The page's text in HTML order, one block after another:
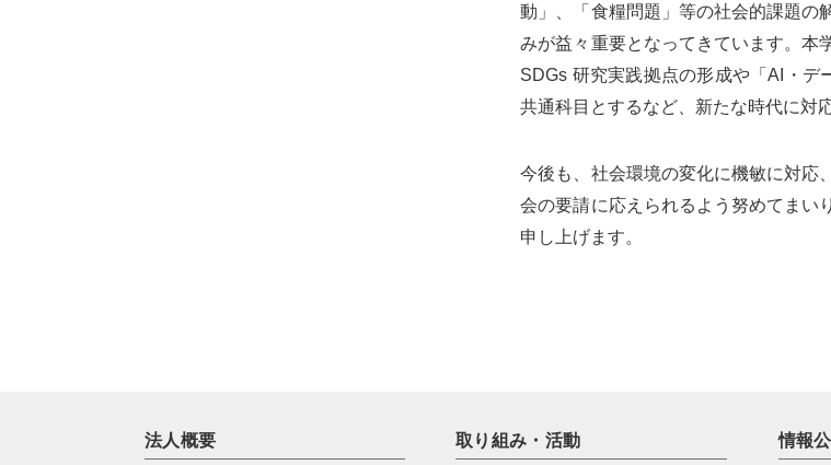
動」、「食糧問題」等の社会的課題の
みが益々重要となってきています。本
SDGs 研究実践拠点の形成や「AI・デ
共通科目とするなど、新たな時代に対
今後も、社会環境の変化に機敏に対応
会の要請に応えられるよう努めてまい
申し上げます。
法人概要 取り組み・活動 情報